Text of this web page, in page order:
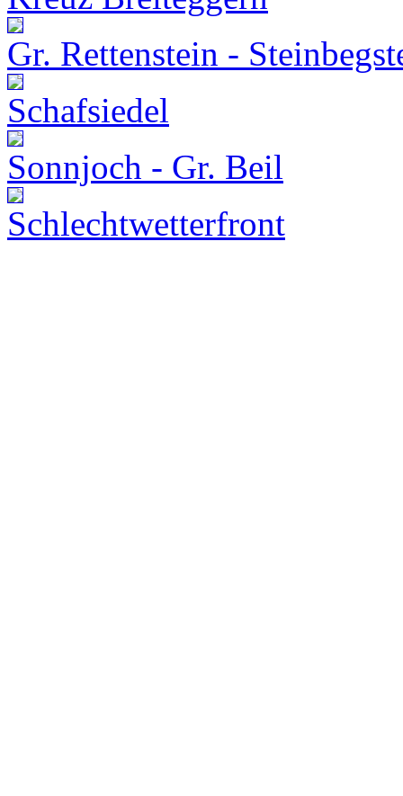
Gr. Rettenstein -
Schafsiedel
Sonnjoch - Gr. Beil
Schlechtwetterfront